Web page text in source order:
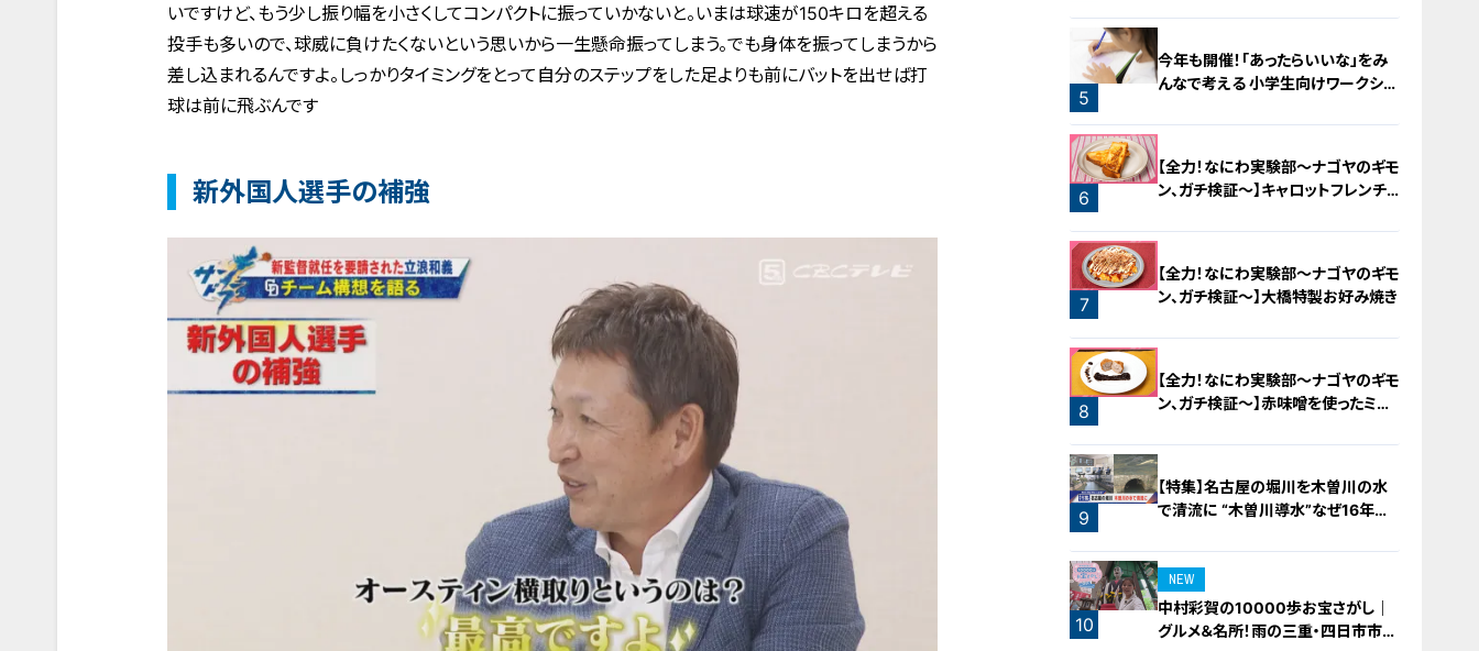
いですけど、もう少し振り幅を小さくしてコンパクトに振っていかないと。いまは球速が150キロを超える
投手も多いので、球威に負けたくないという思いから一生懸命振ってしまう。でも身体を振ってしまうから
差し込まれるんですよ。しっかりタイミングをとって自分のステップをした足よりも前にバットを出せば打
球は前に飛ぶんです
新外国人選手の補強
5
今年も開催！「あったらいいな」をみ
んなで考える 小学生向けワークショ
6
【全力！なにわ実験部～ナゴヤのギモ
ン、ガチ検証～】キャロットフレンチ
7
【全力！なにわ実験部～ナゴヤのギモ
ン、ガチ検証～】大橋特製お好み焼き
8
【全力！なにわ実験部～ナゴヤのギモ
ン、ガチ検証～】赤味噌を使ったミル
9
【特集】名古屋の堀川を木曽川の水
で清流に “木曽川導水”なぜ16年ぶ
10
NEW
中村彩賀の10000歩お宝さがし｜
グルメ＆名所！雨の三重・四日市市で